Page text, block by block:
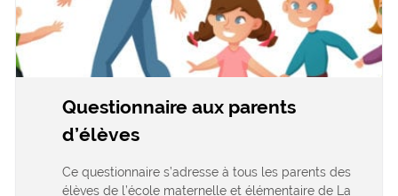
Questionnaire aux parents
d’élèves
Ce questionnaire s’adresse à tous les parents des
élèves de l’école maternelle et élémentaire de La